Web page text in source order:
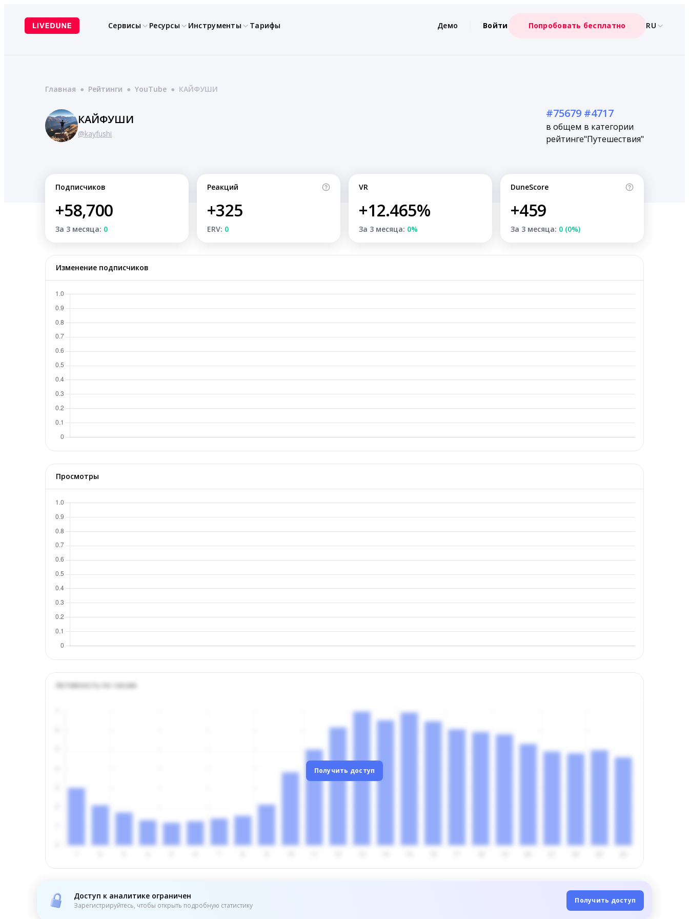
содержимому
Сервисы Ресурсы Инструменты Тарифы Демо Войти Попробовать бесплатно RU
Главная ● Рейтинги ● YouTube ● КАЙФУШИ
КАЙФУШИ
@kayfushi
#75679
в общем
рейтинге
#4717
в категории
"Путешествия"
Подписчиков
+58,700
За 3 месяца: 0
Реакций
+325
ERV: 0
VR
+12.465%
За 3 месяца: 0%
DuneScore
+459
За 3 месяца: 0 (0%)
Изменение подписчиков
Просмотры
Активность по часам
Получить доступ
Доступ к аналитике ограничен
Зарегистрируйтесь, чтобы открыть подробную статистику
Получить доступ